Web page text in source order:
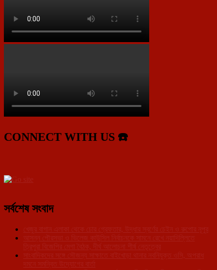
CONNECT WITH US ☎️
সর্বশেষ সংবাদ
খেজুর বাগান এলাকা থেকে চোর গ্রেফতার, উদ্ধার স্বর্ণের চেইন ও রুপোর নূপুর
আসন্ন পৌরসভা ও ভিলেজ কাউন্সিল নির্বাচনকে সামনে রেখে নয়াদিল্লিতে
ত্রিপুরা বিজেপির মেগা বৈঠক, দীর্ঘ আলোচনা শীর্ষ নেতৃত্বের
সাংবাদিকদের সঙ্গে সৌজন্য সাক্ষাতে বাইখোড়া থানার নবনিযুক্ত ওসি, অপরাধ
দমনে সমন্বিত উদ্যোগের বার্তা